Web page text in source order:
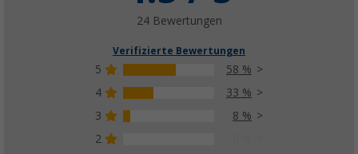
24 Bewertungen
Verifizierte Bewertungen
5
58 %
4
33 %
3
8 %
2